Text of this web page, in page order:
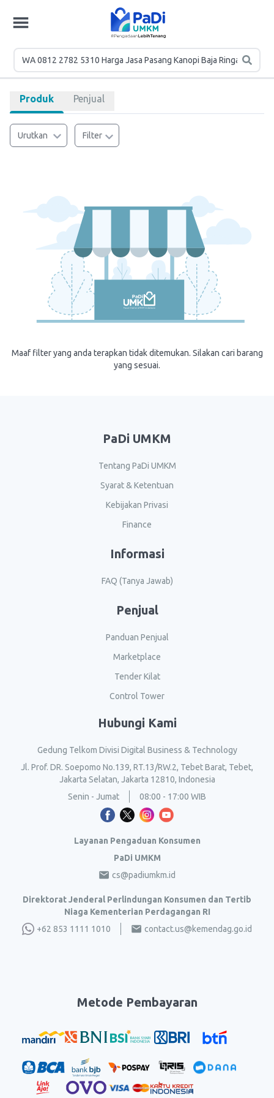
Produk Penjual
Urutkan Filter
Maaf filter yang anda terapkan tidak ditemukan. Silakan cari barang
yang sesuai.
PaDi UMKM
Tentang PaDi UMKM
Syarat & Ketentuan
Kebijakan Privasi
Finance
Informasi
FAQ (Tanya Jawab)
Penjual
Panduan Penjual
Marketplace
Tender Kilat
Control Tower
Hubungi Kami
Gedung Telkom Divisi Digital Business & Technology
Jl. Prof. DR. Soepomo No.139, RT.13/RW.2, Tebet Barat, Tebet,
Jakarta Selatan, Jakarta 12810, Indonesia
Senin - Jumat
08:00 - 17:00 WIB
Layanan Pengaduan Konsumen
PaDi UMKM
cs@padiumkm.id
Direktorat Jenderal Perlindungan Konsumen dan Tertib
Niaga Kementerian Perdagangan RI
+62 853 1111 1010
contact.us@kemendag.go.id
Metode Pembayaran